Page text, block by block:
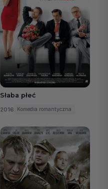
Słaba płeć
2016 Komedia romantyczna